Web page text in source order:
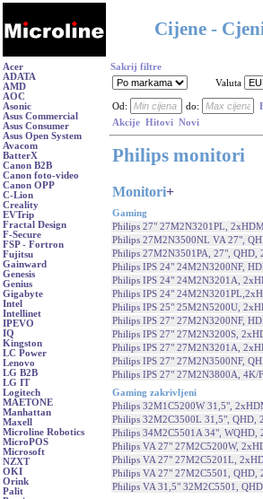
Cijene -
Acer
ADATA
AMD
AOC
Asonic
Asus Commercial
Asus Consumer
Asus Open System
Avacom
BatterX
Canon B2B
Canon foto-video
Canon OPP
C-Lion
Creality
EVTrip
Fractal Design
F-Secure
FSP - Fortron
Fujitsu
Gainward
Genesis
Genius
Gigabyte
Intel
Intellinet
IPEVO
IQ
Kingston
LC Power
Lenovo
LG B2B
LG IT
Logitech
MAETONE
Manhattan
Maxell
Microline Robotics
MicroPOS
Microsoft
NZXT
OKI
Orink
Palit
Sakrij filtre
Valuta
Od: do:
Akcije Hitovi Novi
Philips monitori
Monitori+
Gaming
Philips 27" 27M2N3201PL,
Philips 27M2N3500NL VA 27",
Philips 27M2N3501PA, 27", QHD,
Philips IPS 24" 24M2N3200NF,
Philips IPS 24" 24M2N3201A,
Philips IPS 24"
Philips IPS 25" 25M2N5200U,
Philips IPS 27" 27M2N3200NF,
Philips IPS 27" 27M2N3200S,
Philips IPS 27" 27M2N3201A,
Philips IPS 27" 27M2N3500NF,
Philips IPS 27" 27M2N3800A, 4K/
Gaming zakrivljeni
Philips 32M1C5200W 31,5",
Philips 32M2C3500L 31,5", QHD,
Philips 34M2C5501A 34", WQHD,
Philips VA 27" 27M2C5200W,
Philips VA 27" 27M2C5201L,
Philips VA 27" 27M2C5501, QHD,
Philips VA 31,5" 32M2C5501,